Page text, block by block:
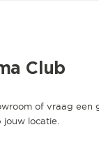
Club
of vraag een
locatie.